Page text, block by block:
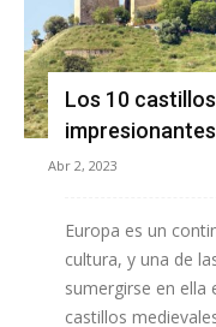
Los 10
Abr 2, 2023
Europa es un
cultura, y una de
sumergirse en ella
castillos